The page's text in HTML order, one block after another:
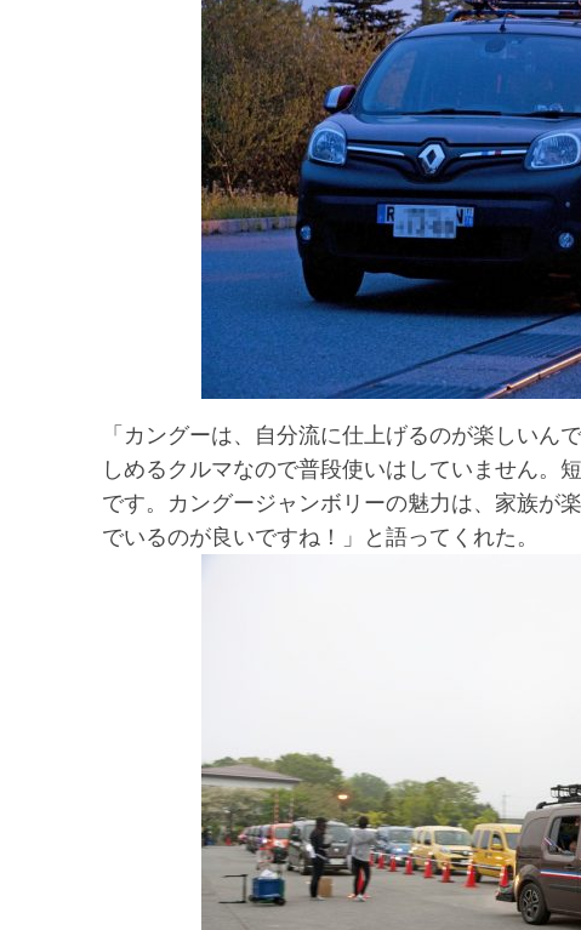
「カングーは、自分流に仕上げるのが楽しい
しめるクルマなので普段使いはしていません。
です。カングージャンボリーの魅力は、家族が
でいるのが良いですね！」と語ってくれた。